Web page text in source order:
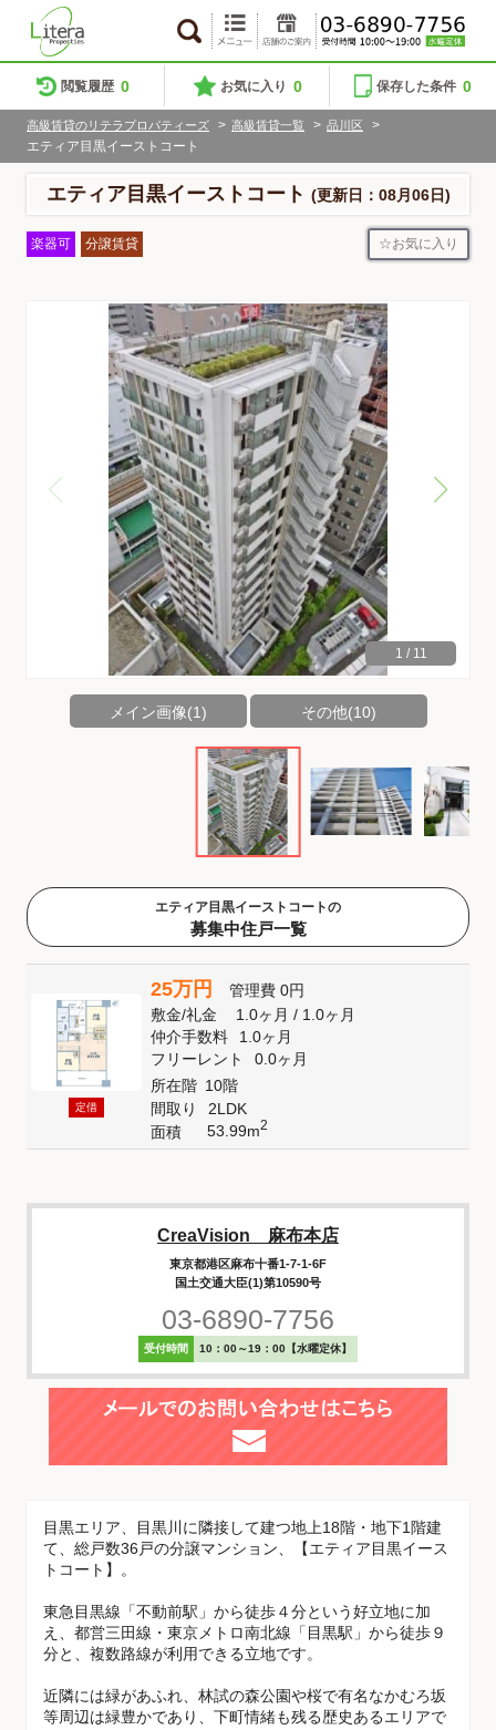
閲覧履歴 0 お気に入り 0 保存した条件 0
高級賃貸のリテラプロパティーズ > 高級賃貸一覧 > 品川区
>
エティア目黒イーストコート
エティア目黒イーストコート (更新日：08月06日)
楽器可 分譲賃貸 お気に入り
1 / 11
メイン画像(1) その他(10)
エティア目黒イーストコートの
募集中住戸一覧
定借
25万円 管理費 0円
敷金/礼金 1.0ヶ月/ 1.0ヶ月
仲介手数料
1.0ヶ月
フリーレント
0.0ヶ月
所在階 10階
間取り
2LDK
面積
53.99m2
CreaVision 麻布本店
東京都港区麻布十番1-7-1-6F
国土交通大臣(1)第10590号
03-6890-7756
受付時間 10：00～19：00【水曜定休】
目黒エリア、目黒川に隣接して建つ地上18階・地下1階建
て、総戸数36戸の分譲マンション、【エティア目黒イース
トコート】。
東急目黒線「不動前駅」から徒歩４分という好立地に加
え、都営三田線・東京メトロ南北線「目黒駅」から徒歩９
分と、複数路線が利用できる立地です。
近隣には緑があふれ、林試の森公園や桜で有名なかむろ坂
等周辺は緑豊かであり、下町情緒も残る歴史あるエリアで